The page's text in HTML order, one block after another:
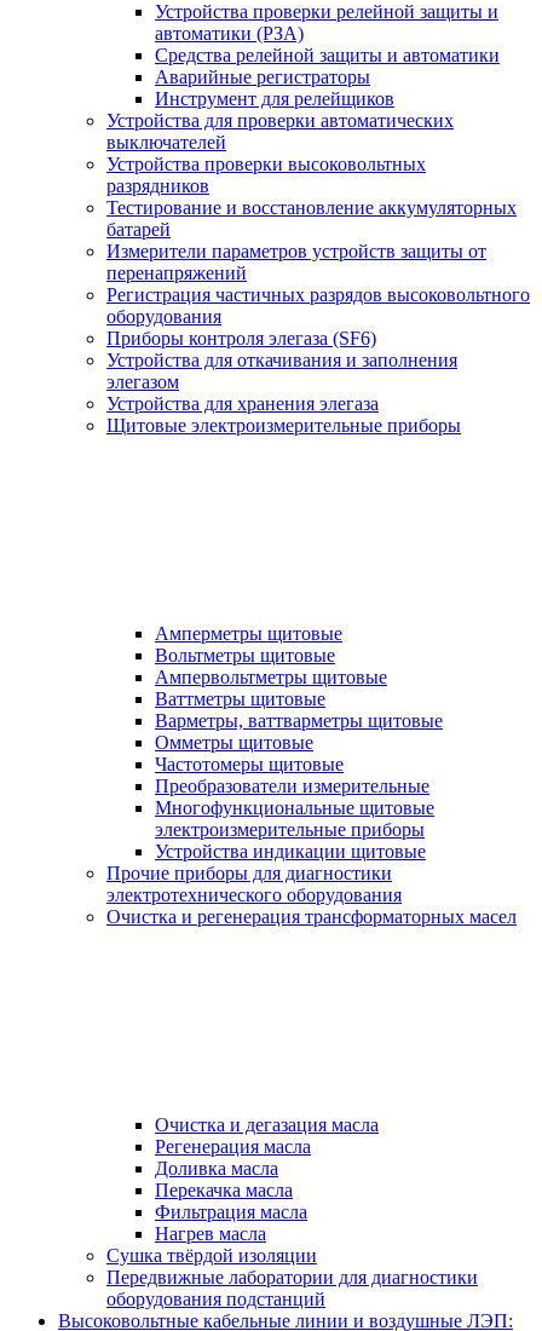
Устройства проверки релейной защиты и
автоматики (РЗА)
Средства релейной защиты и автоматики
Аварийные регистраторы
Инструмент для релейщиков
Устройства для проверки автоматических
выключателей
Устройства проверки высоковольтных
разрядников
Тестирование и восстановление аккумуляторных
батарей
Измерители параметров устройств защиты от
перенапряжений
Регистрация частичных разрядов высоковольтного
оборудования
Приборы контроля элегаза (SF6)
Устройства для откачивания и заполнения
элегазом
Устройства для хранения элегаза
Щитовые электроизмерительные приборы
Амперметры щитовые
Вольтметры щитовые
Ампервольтметры щитовые
Ваттметры щитовые
Варметры, ваттварметры щитовые
Омметры щитовые
Частотомеры щитовые
Преобразователи измерительные
Многофункциональные щитовые
электроизмерительные приборы
Устройства индикации щитовые
Прочие приборы для диагностики
электротехнического оборудования
Очистка и регенерация трансформаторных масел
Очистка и дегазация масла
Регенерация масла
Доливка масла
Перекачка масла
Фильтрация масла
Нагрев масла
Сушка твёрдой изоляции
Передвижные лаборатории для диагностики
оборудования подстанций
Высоковольтные кабельные линии и воздушные ЛЭП: